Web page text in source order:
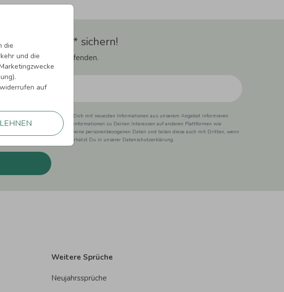
die
und die
auf
€ Rabatt** sichern!
bleibe auf dem Laufenden.
willigst Du ein, dass wir Dich mit neuesten Informationen aus unserem Angebot informieren
können wir Dir Produktinformationen zu Deinen Interessen auf anderen Plattformen wie
zu können, nutzen wir Deine personenbezogenen Daten und teilen diese auch mit Dritten, wenn
Weitere Informationen erhätst Du in unserer Datenschutzerklärung.
Weitere Sprüche
Neujahrssprüche